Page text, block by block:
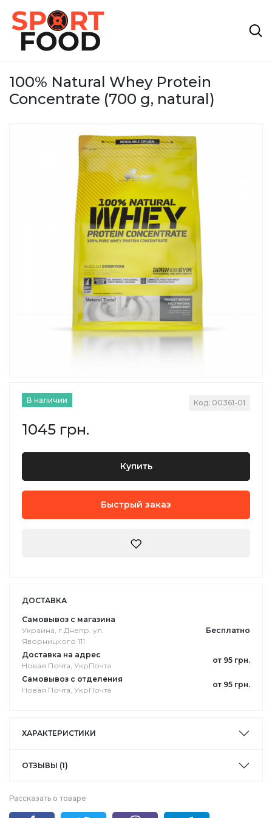
100% Natural Whey Protein
Concentrate (700 g, natural)
В наличии Код: 00361-01
1045 грн.
Купить
Быстрый заказ
ДОСТАВКА
Самовывоз с магазина
Украина, г.Днепр. ул.
Яворницкого 111
Бесплатно
Доставка на адрес
Новая Почта, УкрПочта
от 95 грн.
Самовывоз с отделения
Новая Почта, УкрПочта
от 95 грн.
ХАРАКТЕРИСТИКИ
ОТЗЫВЫ (1)
Рассказать о товаре